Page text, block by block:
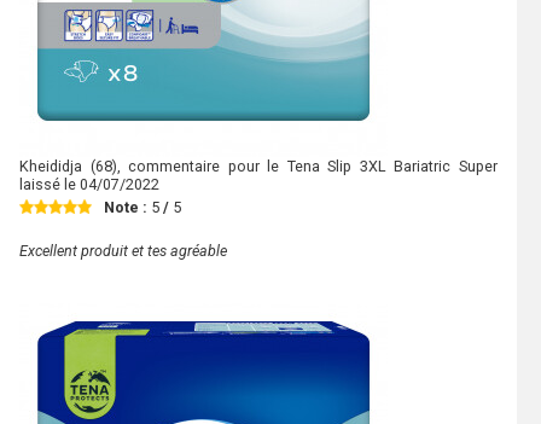
Kheididja (68), commentaire pour le Tena Slip 3XL Bariatric Super
laissé le 04/07/2022
Note : 5 / 5
Excellent produit et tes agréable